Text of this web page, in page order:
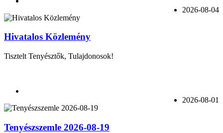
2026-08-04
Hivatalos Közlemény
Tisztelt Tenyésztők, Tulajdonosok!
2026-08-01
Tenyészszemle 2026-08-19